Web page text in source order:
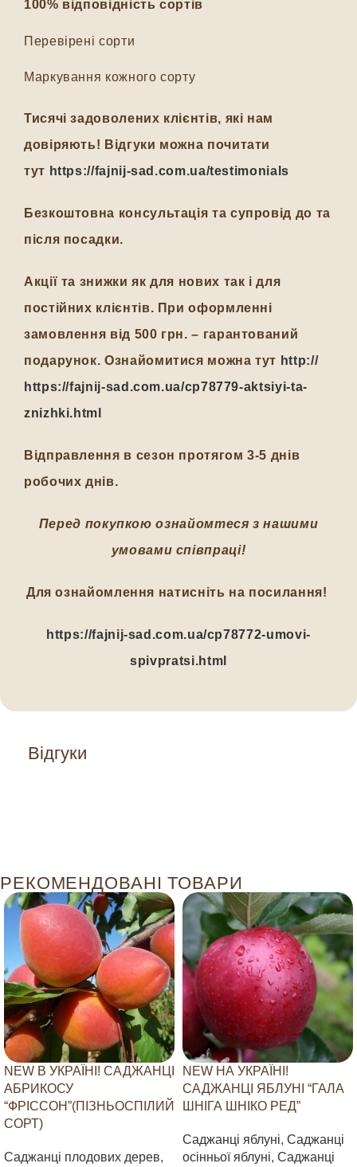
Відгуки
100% відповідність сортів
Перевірені сорти
Маркування кожного сорту
Тисячі задоволених клієнтів, які нам
довіряють! Відгуки можна почитати
тут https://fajnij-sad.com.ua/testimonials
Безкоштовна консультація та супровід до та
після посадки.
Акції та знижки як для нових так і для
постійних клієнтів. При оформленні
замовлення від 500 грн. – гарантований
подарунок. Ознайомитися можна тут http://
https://fajnij-sad.com.ua/cp78779-aktsiyi-ta-
znizhki.html
Відправлення в сезон протягом 3-5 днів
робочих днів.
Перед покупкою ознайомтеся з нашими
умовами співпраці!
Для ознайомлення натисніть на посилання!
https://fajnij-sad.com.ua/cp78772-umovi-
spivpratsi.html
РЕКОМЕНДОВАНІ ТОВАРИ
NEW В УКРАЇНІ! САДЖАНЦІ
АБРИКОСУ
“ФРІССОН”(ПІЗНЬОСПІЛИЙ
СОРТ)
Саджанці плодових дерев,
NEW НА УКРАЇНІ!
САДЖАНЦІ ЯБЛУНІ “ГАЛА
ШНІГА ШНІКО РЕД”
Саджанці яблуні, Саджанці
осінньої яблуні, Саджанці